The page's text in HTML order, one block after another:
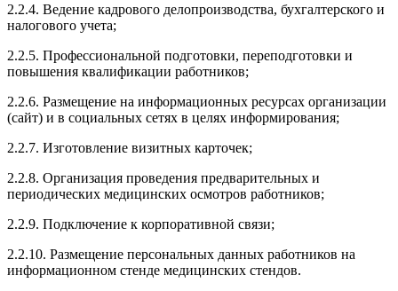
2.2.4. Ведение кадрового делопроизводства, бухгалтерского и
налогового учета;
2.2.5. Профессиональной подготовки, переподготовки и
повышения квалификации работников;
2.2.6. Размещение на информационных ресурсах организации
(сайт) и в социальных сетях в целях информирования;
2.2.7. Изготовление визитных карточек;
2.2.8. Организация проведения предварительных и
периодических медицинских осмотров работников;
2.2.9. Подключение к корпоративной связи;
2.2.10. Размещение персональных данных работников на
информационном стенде медицинских стендов.